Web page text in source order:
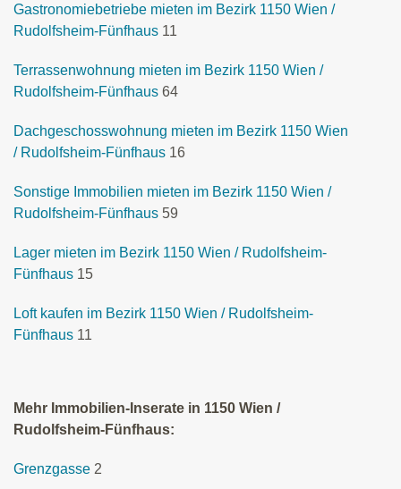
Gastronomiebetriebe mieten im Bezirk 1150 Wien /
Rudolfsheim-Fünfhaus 11
Terrassenwohnung mieten im Bezirk 1150 Wien /
Rudolfsheim-Fünfhaus 64
Dachgeschosswohnung mieten im Bezirk 1150 Wien
/ Rudolfsheim-Fünfhaus 16
Sonstige Immobilien mieten im Bezirk 1150 Wien /
Rudolfsheim-Fünfhaus 59
Lager mieten im Bezirk 1150 Wien / Rudolfsheim-
Fünfhaus 15
Loft kaufen im Bezirk 1150 Wien / Rudolfsheim-
Fünfhaus 11
Mehr Immobilien-Inserate in 1150 Wien /
Rudolfsheim-Fünfhaus:
Grenzgasse 2